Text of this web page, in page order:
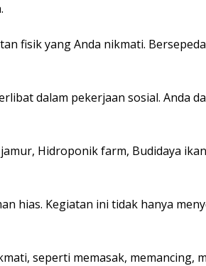
fisik yang Anda nikmati.
dalam pekerjaan sosial. Anda
Hidroponik farm, Budidaya
hias. Kegiatan ini tidak hanya
seperti memasak, memancing,